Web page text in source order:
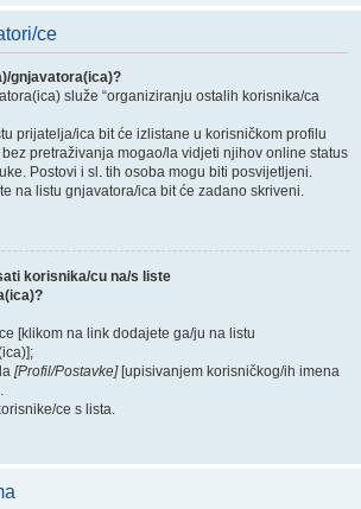
ce
gnjavatora(ica)?
služe “organiziranju ostalih korisnika/ca
prijatelja/ica bit će izlistane u korisničkom profilu
pretraživanja mogao/la vidjeti njihov online status
Postovi i sl. tih osoba mogu biti posvijetljeni.
na listu gnjavatora/ica bit će zadano skriveni.
korisnika/cu na/s liste
[klikom na link dodajete ga/ju na listu
[Profil/Postavke][upisivanjem korisničkog/ih imena
ce s lista.